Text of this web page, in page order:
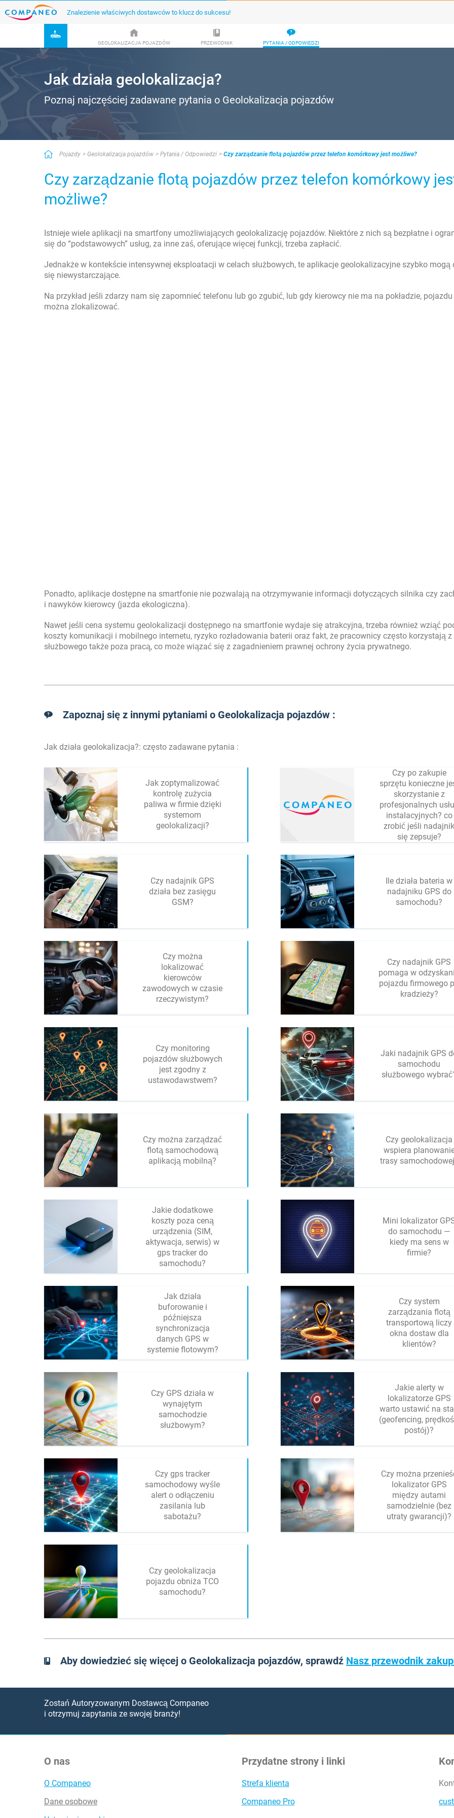
Znalezienie właściwych dostawców to klucz do sukcesu!
GEOLOKALIZACJA POJAZDÓW PRZEWODNIK PYTANIA / ODPOWIEDZI
Jak działa geolokalizacja?
Poznaj najczęściej zadawane pytania o Geolokalizacja pojazdów
Pojazdy Geolokalizacja pojazdów Pytania / Odpowiedzi Czy zarządzanie flotą pojazdów przez telefon komórkowy jest możliwe?
Czy zarządzanie flotą pojazdów przez telefon komórkowy
możliwe?
Istnieje wiele aplikacji na smartfony umożliwiających geolokalizację pojazdów. Niektóre z nich są bezpłatne i
się do “podstawowych” usług, za inne zaś, oferujące więcej funkcji, trzeba zapłacić.
Jednakże w kontekście intensywnej eksploatacji w celach służbowych, te aplikacje geolokalizacyjne szybko mogą
się niewystarczające.
Na przykład jeśli zdarzy nam się zapomnieć telefonu lub go zgubić, lub gdy kierowcy nie ma na pokładzie,
można zlokalizować.
Ponadto, aplikacje dostępne na smartfonie nie pozwalają na otrzymywanie informacji dotyczących silnika czy
i nawyków kierowcy (jazda ekologiczna).
Nawet jeśli cena systemu geolokalizacji dostępnego na smartfonie wydaje się atrakcyjna, trzeba również wziąć
koszty komunikacji i mobilnego internetu, ryzyko rozładowania baterii oraz fakt, że pracownicy często korzystają
służbowego także poza pracą, co może wiązać się z zagadnieniem prawnej ochrony życia prywatnego.
Zapoznaj się z innymi pytaniami o Geolokalizacja pojazdów :
Jak działa geolokalizacja?: często zadawane pytania :
Jak zoptymalizować
kontrolę zużycia
paliwa w firmie dzięki
systemom
geolokalizacji?
Czy po zakupie
sprzętu konieczne
skorzystanie z
profesjonalnych
instalacyjnych? co
zrobić jeśli nadajnik
się zepsuje?
Czy nadajnik GPS
działa bez zasięgu
GSM?
Ile działa bateria w
nadajniku GPS do
samochodu?
Czy można
lokalizować
kierowców
zawodowych w czasie
rzeczywistym?
Czy nadajnik GPS
pomaga w
pojazdu firmowego
kradzieży?
Czy monitoring
pojazdów służbowych
jest zgodny z
ustawodawstwem?
Jaki nadajnik GPS
samochodu
służbowego
Czy można zarządzać
flotą samochodową
aplikacją mobilną?
Czy geolokalizacja
wspiera
trasy
Jakie dodatkowe
koszty poza ceną
urządzenia (SIM,
aktywacja, serwis) w
gps tracker do
samochodu?
Mini lokalizator
do samochodu —
kiedy ma sens w
firmie?
Jak działa
buforowanie i
późniejsza
synchronizacja
danych GPS w
systemie flotowym?
Czy system
zarządzania flotą
transportową liczy
okna dostaw dla
klientów?
Czy GPS działa w
wynajętym
samochodzie
służbowym?
Jakie alerty w
lokalizatorze GPS
warto ustawić na
(geofencing,
postój)?
Czy gps tracker
samochodowy wyśle
alert o odłączeniu
zasilania lub
sabotażu?
Czy można
lokalizator GPS
między autami
samodzielnie (bez
utraty gwarancji)?
Czy geolokalizacja
pojazdu obniża TCO
samochodu?
Aby dowiedzieć się więcej o Geolokalizacja pojazdów, sprawdź Nasz przewodnik
Zostań Autoryzowanym Dostawcą Companeo
i otrzymuj zapytania ze swojej branży!
O nas
O Companeo
Dane osobowe
Przydatne strony i linki
Strefa klienta
Companeo Pro